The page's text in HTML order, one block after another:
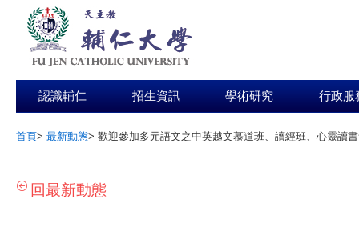
認識輔仁 招生資訊 學術研究 行政服
首頁> 最新動態> 歡迎參加多元語文之中英越文慕道班、讀經班、心靈讀
回最新動態